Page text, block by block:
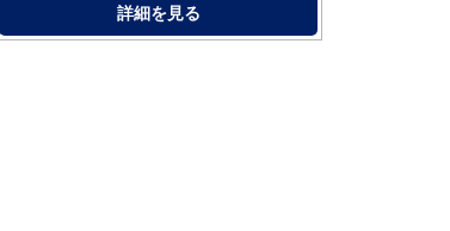
詳細を見る